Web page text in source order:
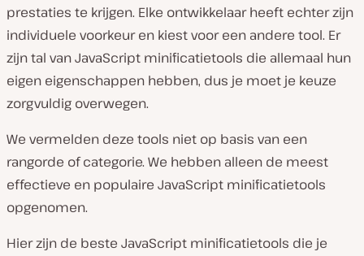
prestaties te krijgen. Elke ontwikkelaar heeft echter zijn
individuele voorkeur en kiest voor een andere tool. Er
zijn tal van JavaScript minificatietools die allemaal hun
eigen eigenschappen hebben, dus je moet je keuze
zorgvuldig overwegen.
We vermelden deze tools niet op basis van een
rangorde of categorie. We hebben alleen de meest
effectieve en populaire JavaScript minificatietools
opgenomen.
Hier zijn de beste JavaScript minificatietools die je